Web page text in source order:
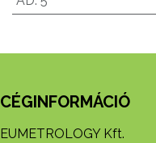
CÉGINFORMÁCIÓ
EUMETROLOGY Kft.